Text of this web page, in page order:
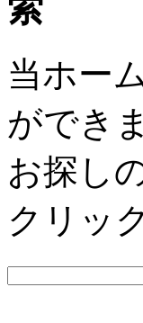
当ホー
ができ
お探し
クリッ